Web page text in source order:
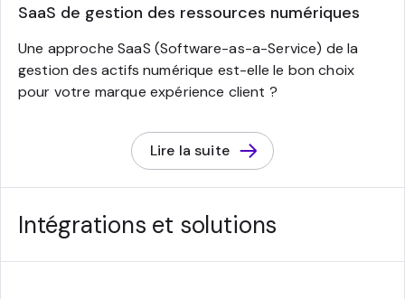
SaaS de gestion des ressources numériques
Une approche SaaS (Software-as-a-Service) de la
gestion des actifs numérique est-elle le bon choix
pour votre marque expérience client ?
Lire la suite
Intégrations et solutions